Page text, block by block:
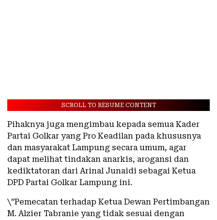
SCROLL TO RESUME CONTENT
Pihaknya juga mengimbau kepada semua Kader
Partai Golkar yang Pro Keadilan pada khususnya
dan masyarakat Lampung secara umum, agar
dapat melihat tindakan anarkis, arogansi dan
kediktatoran dari Arinal Junaidi sebagai Ketua
DPD Partai Golkar Lampung ini.
\”Pemecatan terhadap Ketua Dewan Pertimbangan
M. Alzier Tabranie yang tidak sesuai dengan